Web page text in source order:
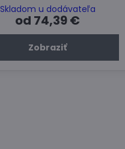
Skladom u dodávateľa
od 74,39 €
Zobraziť